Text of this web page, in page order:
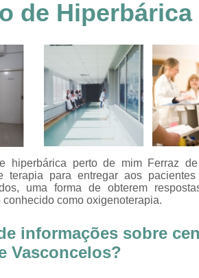
Tratamentos
Tratamentos por
hiperbárica
Tratamentos por
oxigenoterapia
de
hiperbárica perto de mim Ferraz
terapia para entregar aos
uma forma de obterem
conhecido como oxigenoterapia.
informações sobre
Vasconcelos?